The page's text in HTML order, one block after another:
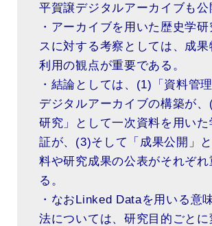
平賀譲デジタルアーカイブも公
・アーカイブを用いた歴史学研
スに対する考察としては、成果
利用の観点が重要である。
・結論としては、(1)「資料管
デジタルアーカイブの構築が
研究」として一次資料を用いた
証が、(3)そして「成果公開」
料や研究成果の公表がそれぞれ
る。
・なおLinked Dataを用いる意
法については、研究目的ごとに